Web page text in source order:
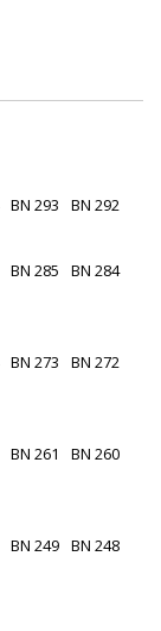
BN 293 BN 292
BN 285
BN 284
BN 273
BN 272
BN 261
BN 260
BN 249 BN 248